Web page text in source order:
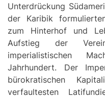
Unterdrückung
der Karibik
zum Hinterhof und
Aufstieg der
imperialistischen
Jahrhundert. Der
bürokratischen
verfaultesten